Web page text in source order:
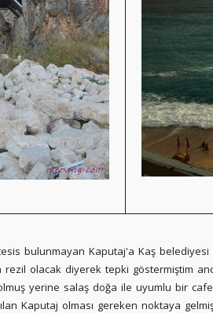
bulunmayan Kaputaj'a Kaş belediyesi
rezil olacak diyerek tepki göstermiştim
yerine salaş doğa ile uyumlu bir cafe
Kaputaj olması gereken noktaya